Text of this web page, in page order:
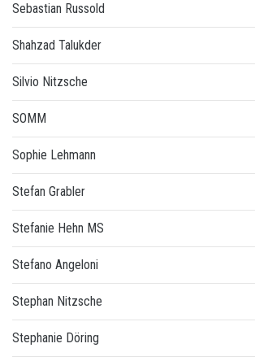
Sebastian Russold
Shahzad Talukder
Silvio Nitzsche
SOMM
Sophie Lehmann
Stefan Grabler
Stefanie Hehn MS
Stefano Angeloni
Stephan Nitzsche
Stephanie Döring